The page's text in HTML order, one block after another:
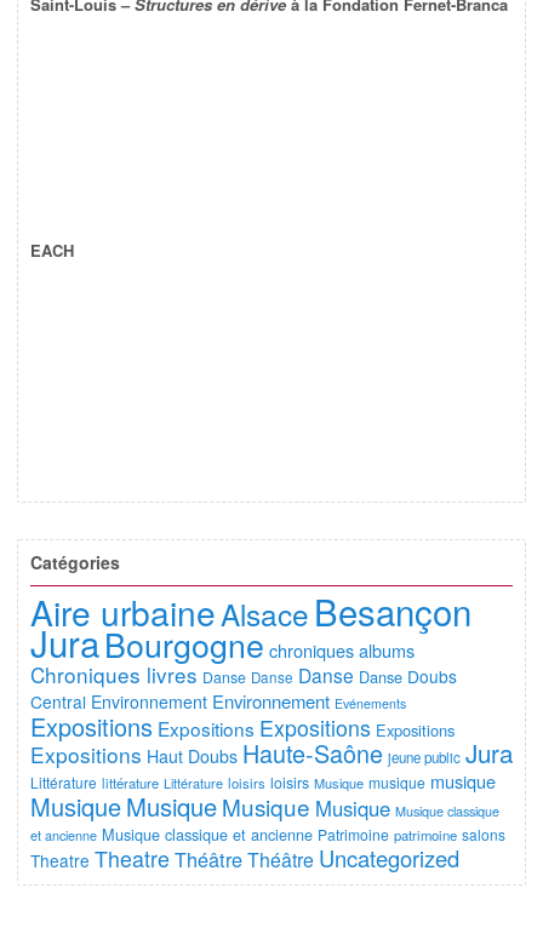
EACH
Catégories
Aire urbaineAlsace Besançon
JuraBourgogne chroniques albums
Chroniques livres Danse Danse Danse Danse Doubs
Central Environnement Environnement Evénements
Expositions Expositions Expositions Expositions
Expositions Haut Doubs Haute-Saône jeune public Jura
Littérature littérature Littérature loisirs loisirs Musique musique musique
MusiqueMusiqueMusique Musique Musique classique
et ancienne Musique classique et ancienne Patrimoine patrimoine salons
Theatre Theatre ThéâtreThéâtre Uncategorized